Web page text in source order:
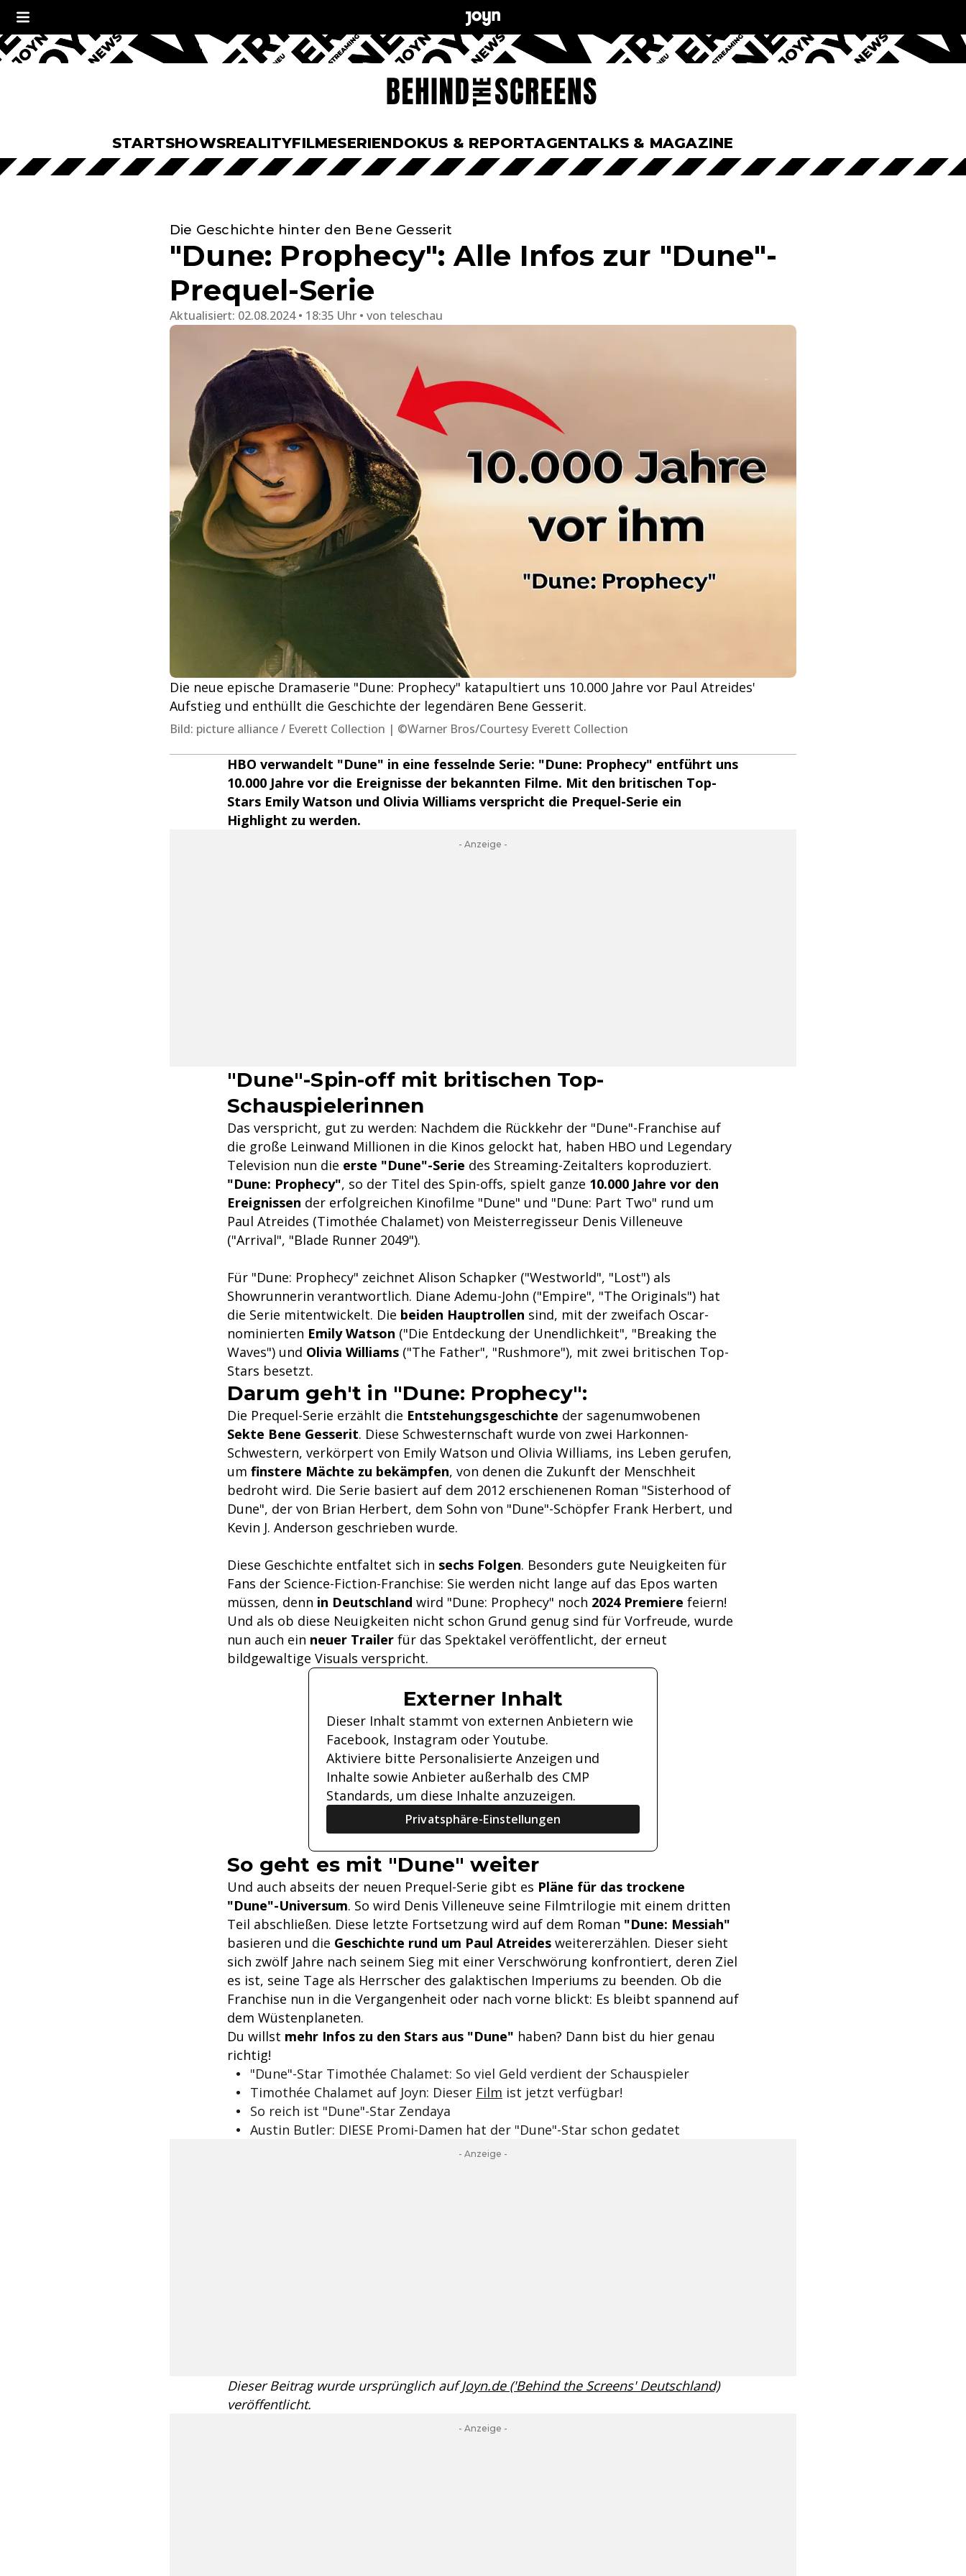
STARTSHOWSREALITYFILMESERIENDOKUS & REPORTAGENTALKS & MAGAZINE
Die Geschichte hinter den Bene Gesserit
"Dune: Prophecy": Alle Infos zur "Dune"-
Prequel-Serie
Aktualisiert: 02.08.2024 • 18:35 Uhr von teleschau
Die neue epische Dramaserie "Dune: Prophecy" katapultiert uns 10.000 Jahre vor Paul Atreides'
Aufstieg und enthüllt die Geschichte der legendären Bene Gesserit.
Bild: picture alliance / Everett Collection | ©Warner Bros/Courtesy Everett Collection
HBO verwandelt "Dune" in eine fesselnde Serie: "Dune: Prophecy" entführt uns
10.000 Jahre vor die Ereignisse der bekannten Filme. Mit den britischen Top-
Stars Emily Watson und Olivia Williams verspricht die Prequel-Serie ein
Highlight zu werden.
- Anzeige -
"Dune"-Spin-off mit britischen Top-
Schauspielerinnen
Das verspricht, gut zu werden: Nachdem die Rückkehr der "Dune"-Franchise auf
die große Leinwand Millionen in die Kinos gelockt hat, haben HBO und Legendary
Television nun die erste "Dune"-Serie des Streaming-Zeitalters koproduziert.
"Dune: Prophecy", so der Titel des Spin-offs, spielt ganze 10.000 Jahre vor den
Ereignissen der erfolgreichen Kinofilme "Dune" und "Dune: Part Two" rund um
Paul Atreides (Timothée Chalamet) von Meisterregisseur Denis Villeneuve
("Arrival", "Blade Runner 2049").
Für "Dune: Prophecy" zeichnet Alison Schapker ("Westworld", "Lost") als
Showrunnerin verantwortlich. Diane Ademu-John ("Empire", "The Originals") hat
die Serie mitentwickelt. Die beiden Hauptrollen sind, mit der zweifach Oscar-
nominierten Emily Watson ("Die Entdeckung der Unendlichkeit", "Breaking the
Waves") und Olivia Williams ("The Father", "Rushmore"), mit zwei britischen Top-
Stars besetzt.
Darum geh't in "Dune: Prophecy":
Die Prequel-Serie erzählt die Entstehungsgeschichte der sagenumwobenen
Sekte Bene Gesserit. Diese Schwesternschaft wurde von zwei Harkonnen-
Schwestern, verkörpert von Emily Watson und Olivia Williams, ins Leben gerufen,
um finstere Mächte zu bekämpfen, von denen die Zukunft der Menschheit
bedroht wird. Die Serie basiert auf dem 2012 erschienenen Roman "Sisterhood of
Dune", der von Brian Herbert, dem Sohn von "Dune"-Schöpfer Frank Herbert, und
Kevin J. Anderson geschrieben wurde.
Diese Geschichte entfaltet sich in sechs Folgen. Besonders gute Neuigkeiten für
Fans der Science-Fiction-Franchise: Sie werden nicht lange auf das Epos warten
müssen, denn in Deutschland wird "Dune: Prophecy" noch 2024 Premiere feiern!
Und als ob diese Neuigkeiten nicht schon Grund genug sind für Vorfreude, wurde
nun auch ein neuer Trailer für das Spektakel veröffentlicht, der erneut
bildgewaltige Visuals verspricht.
Externer Inhalt
Dieser Inhalt stammt von externen Anbietern wie
Facebook, Instagram oder Youtube.
Aktiviere bitte Personalisierte Anzeigen und
Inhalte sowie Anbieter außerhalb des CMP
Standards, um diese Inhalte anzuzeigen.
Privatsphäre-Einstellungen
So geht es mit "Dune" weiter
Und auch abseits der neuen Prequel-Serie gibt es Pläne für das trockene
"Dune"-Universum. So wird Denis Villeneuve seine Filmtrilogie mit einem dritten
Teil abschließen. Diese letzte Fortsetzung wird auf dem Roman "Dune: Messiah"
basieren und die Geschichte rund um Paul Atreides weitererzählen. Dieser sieht
sich zwölf Jahre nach seinem Sieg mit einer Verschwörung konfrontiert, deren Ziel
es ist, seine Tage als Herrscher des galaktischen Imperiums zu beenden. Ob die
Franchise nun in die Vergangenheit oder nach vorne blickt: Es bleibt spannend auf
dem Wüstenplaneten.
Du willst mehr Infos zu den Stars aus "Dune" haben? Dann bist du hier genau
richtig!
"Dune"-Star Timothée Chalamet: So viel Geld verdient der Schauspieler
Timothée Chalamet auf Joyn: Dieser Film ist jetzt verfügbar!
So reich ist "Dune"-Star Zendaya
Austin Butler: DIESE Promi-Damen hat der "Dune"-Star schon gedatet
- Anzeige -
Dieser Beitrag wurde ursprünglich aufJoyn.de ('Behind the Screens' Deutschland)
veröffentlicht.
- Anzeige -